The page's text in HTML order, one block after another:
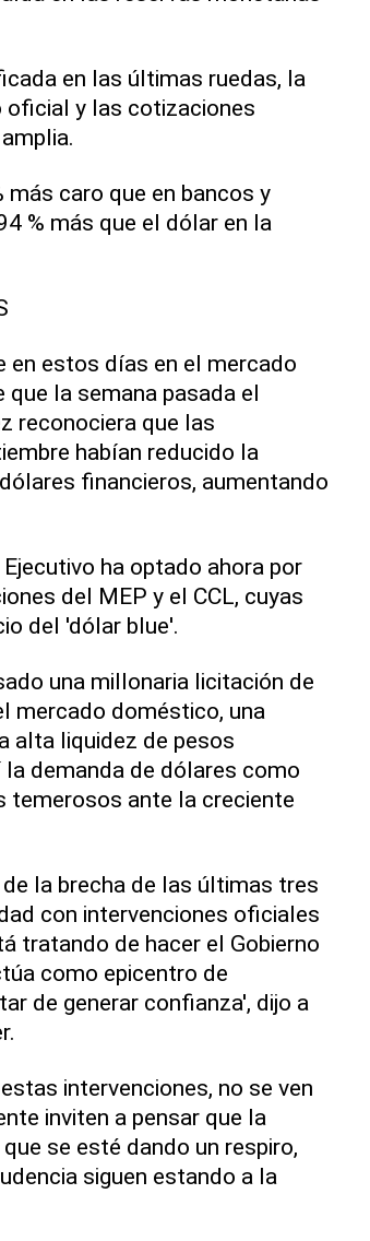
en las últimas ruedas, la
oficial y las cotizaciones
caro que en bancos y
% más que el dólar en la
en estos días en el mercado
la semana pasada el
reconociera que las
habían reducido la
financieros, aumentando
ha optado ahora por
del MEP y el CCL, cuyas
del 'dólar blue'.
una millonaria licitación de
mercado doméstico, una
alta liquidez de pesos
demanda de dólares como
temerosos ante la creciente
la brecha de las últimas tres
con intervenciones oficiales
tratando de hacer el Gobierno
como epicentro de
de generar confianza', dijo a
intervenciones, no se ven
inviten a pensar que la
se esté dando un respiro,
siguen estando a la